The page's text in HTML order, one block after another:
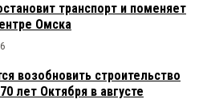
транспорт и поменяет
Омска
возобновить строительство
лет Октября в августе